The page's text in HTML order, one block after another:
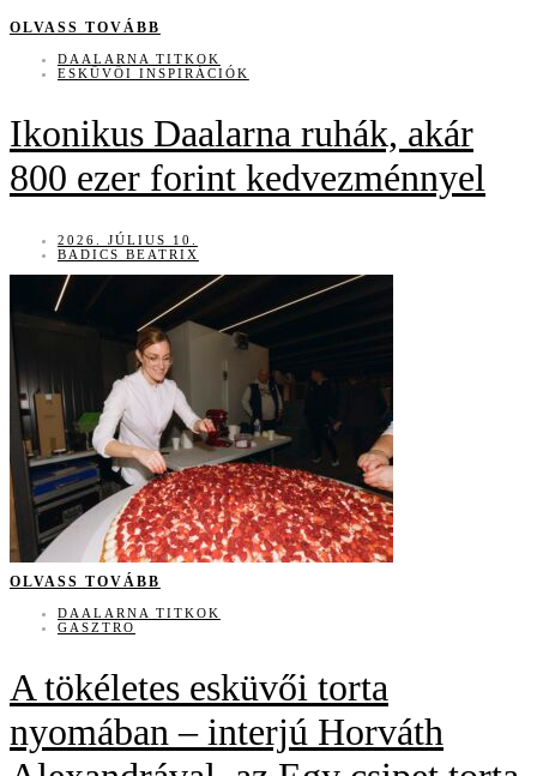
OLVASS TOVÁBB
DAALARNA TITKOK
ESKÜVŐI INSPIRÁCIÓK
Ikonikus Daalarna ruhák, akár
800 ezer forint kedvezménnyel
2026. JÚLIUS 10.
BADICS BEATRIX
OLVASS TOVÁBB
DAALARNA TITKOK
GASZTRO
A tökéletes esküvői torta
nyomában – interjú Horváth